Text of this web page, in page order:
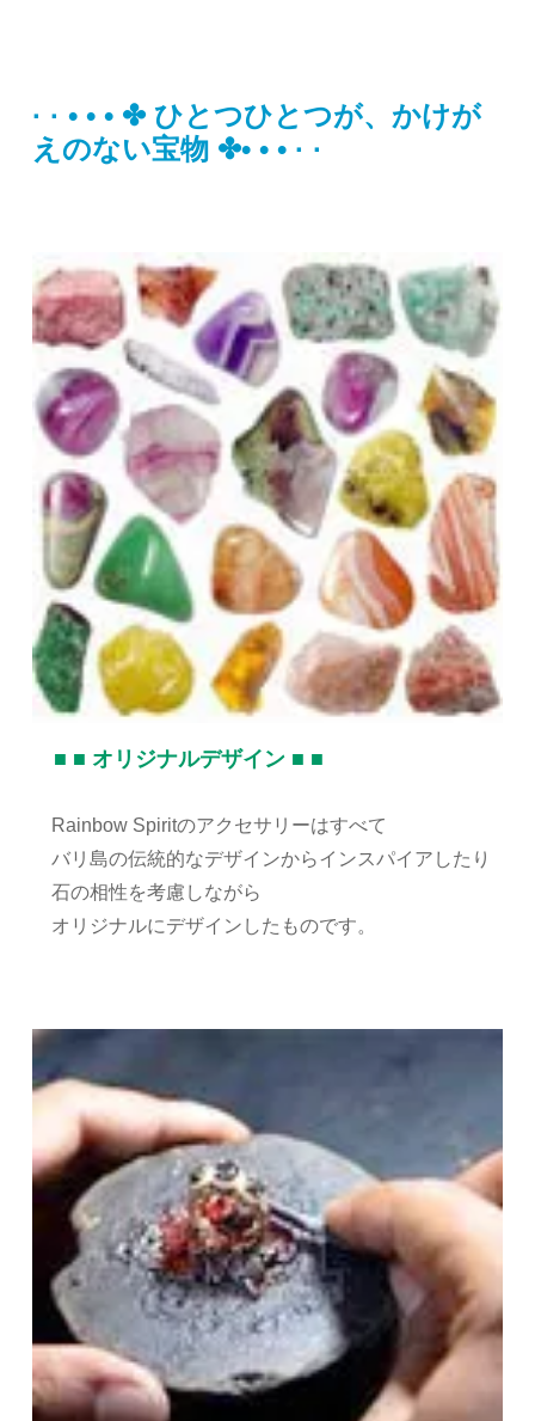
· · • • • ✤ ひとつひとつが、かけが
えのない宝物 ✤• • • · ·
■ ■ オリジナルデザイン ■ ■
Rainbow Spiritのアクセサリーはすべて
バリ島の伝統的なデザインからインスパイアしたり
石の相性を考慮しながら
オリジナルにデザインしたものです。